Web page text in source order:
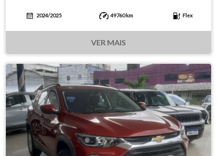
2024/2025 49760 km Flex
VER MAIS